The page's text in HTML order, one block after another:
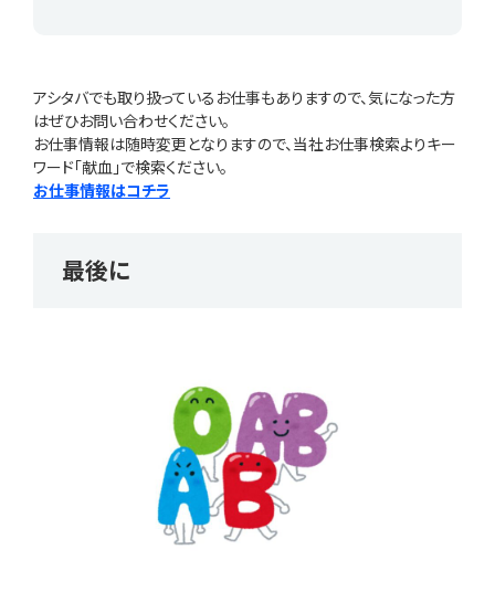
アシタバでも取り扱っているお仕事もありますので、気になった方
はぜひお問い合わせください。
お仕事情報は随時変更となりますので、当社お仕事検索よりキー
ワード「献血」で検索ください。
お仕事情報はコチラ
最後に